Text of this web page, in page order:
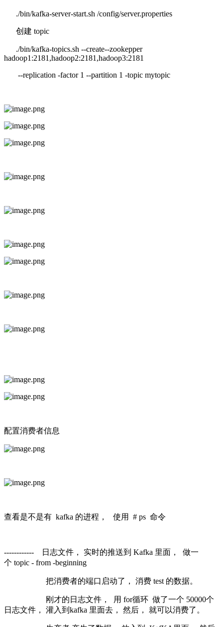
./bin/kafka-server-start.sh /config/server.properties
创建 topic
./bin/kafka-topics.sh --create--zookepper
hadoop1:2181,hadoop2:2181,hadoop3:2181
--replication -factor 1 --partition 1 -topic mytopic
配置消费者信息
查看是不是有 kafka 的进程， 使用 # ps 命令
------------ 日志文件， 实时的推送到 Kafka 里面， 做一
个 topic - from -beginning
把消费者的端口启动了， 消费 test 的数据。
刚才的日志文件， 用 for循环 做了一个 50000个
日志文件， 灌入到kafka 里面去， 然后， 就可以消费了。